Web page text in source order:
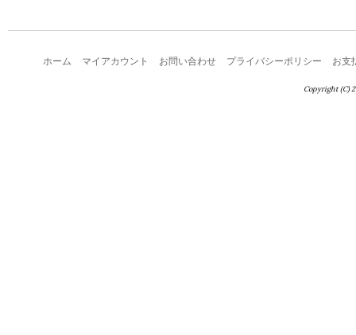
ホーム マイアカウント お問い合わせ プライバシーポリシー お支
Copyright (C)